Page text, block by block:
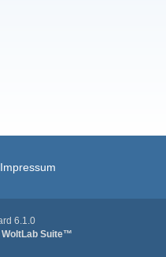
Impressum
WoltLab Suite™